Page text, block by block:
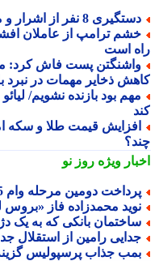
8 نفر از اشرار و مرتبطین گروهک های تروریستی
ترامپ از عاملان
است
پست فاش کرد:
ذخایر مهمات در نبرد با
بود بازنده نشویم/
ویژهروز نو
دومین مرحله وام 75 میلیون تومانی بازنشستگان
محمدزاده فاز «بروس
بانکی که به یک دژ
رامین از استقلال جدی
جذاب پرسپولیس گزینه